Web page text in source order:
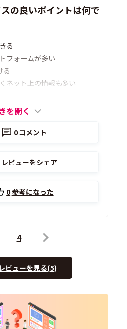
の良いポイントは何で
る
フォームが多い
る
ネット上の情報も多い
を開く
0コメント
レビューをシェア
0参考になった
4
ビューを見る(5)